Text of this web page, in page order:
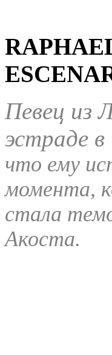
Певец из
эстраде
что ему
момента,
стала
Акоста.